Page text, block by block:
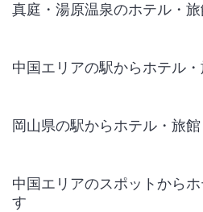
真庭・湯原温泉のホテル・
中国エリアの駅からホテル
岡山県の駅からホテル・旅
中国エリアのスポットから
す